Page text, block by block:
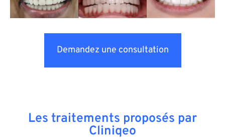
Demandez une consultation
Les traitements proposés par
Cliniqeo